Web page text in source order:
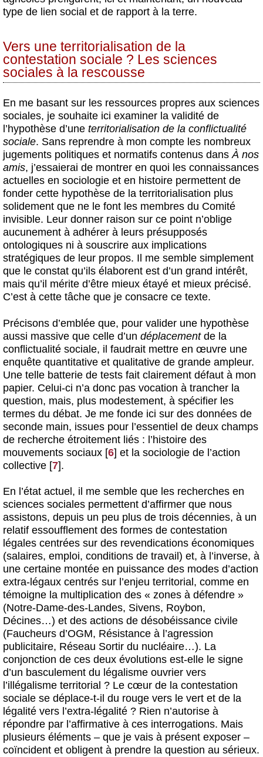
type de lien social et de rapport à la terre.
Vers une territorialisation de la
contestation sociale ? Les sciences
sociales à la rescousse
En me basant sur les ressources propres aux sciences
sociales, je souhaite ici examiner la validité de
l’hypothèse d’une territorialisation de la conflictualité
sociale. Sans reprendre à mon compte les nombreux
jugements politiques et normatifs contenus dans À nos
amis, j’essaierai de montrer en quoi les connaissances
actuelles en sociologie et en histoire permettent de
fonder cette hypothèse de la territorialisation plus
solidement que ne le font les membres du Comité
invisible. Leur donner raison sur ce point n’oblige
aucunement à adhérer à leurs présupposés
ontologiques ni à souscrire aux implications
stratégiques de leur propos. Il me semble simplement
que le constat qu’ils élaborent est d’un grand intérêt,
mais qu’il mérite d’être mieux étayé et mieux précisé.
C’est à cette tâche que je consacre ce texte.
Précisons d’emblée que, pour valider une hypothèse
aussi massive que celle d’un déplacementde la
conflictualité sociale, il faudrait mettre en œuvre une
enquête quantitative et qualitative de grande ampleur.
Une telle batterie de tests fait clairement défaut à mon
papier. Celui-ci n’a donc pas vocation à trancher la
question, mais, plus modestement, à spécifier les
termes du débat. Je me fonde ici sur des données de
seconde main, issues pour l’essentiel de deux champs
de recherche étroitement liés : l’histoire des
mouvements sociaux [6] et la sociologie de l’action
collective [7].
En l’état actuel, il me semble que les recherches en
sciences sociales permettent d’affirmer que nous
assistons, depuis un peu plus de trois décennies, à un
relatif essoufflement des formes de contestation
légales centrées sur des revendications économiques
(salaires, emploi, conditions de travail) et, à l’inverse, à
une certaine montée en puissance des modes d’action
extra-légaux centrés sur l’enjeu territorial, comme en
témoigne la multiplication des « zones à défendre »
(Notre-Dame-des-Landes, Sivens, Roybon,
Décines…) et des actions de désobéissance civile
(Faucheurs d’OGM, Résistance à l’agression
publicitaire, Réseau Sortir du nucléaire…). La
conjonction de ces deux évolutions est-elle le signe
d’un basculement du légalisme ouvrier vers
l’illégalisme territorial ? Le cœur de la contestation
sociale se déplace-t-il du rouge vers le vert et de la
légalité vers l’extra-légalité ? Rien n’autorise à
répondre par l’affirmative à ces interrogations. Mais
plusieurs éléments – que je vais à présent exposer –
coïncident et obligent à prendre la question au sérieux.